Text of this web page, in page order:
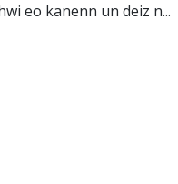
eo kanenn un deiz n...